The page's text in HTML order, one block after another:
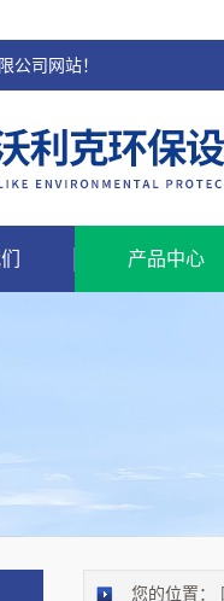
公司网站！
产品中心
您的位置：